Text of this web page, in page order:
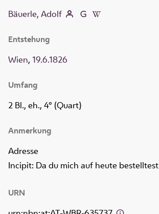
Bäuerle, Adolf
Entstehung
Wien, 19.6.1826
Umfang
2 Bl., eh., 4° (Quart)
Anmerkung
Adresse
Incipit: Da du mich auf heute bestelltest
URN